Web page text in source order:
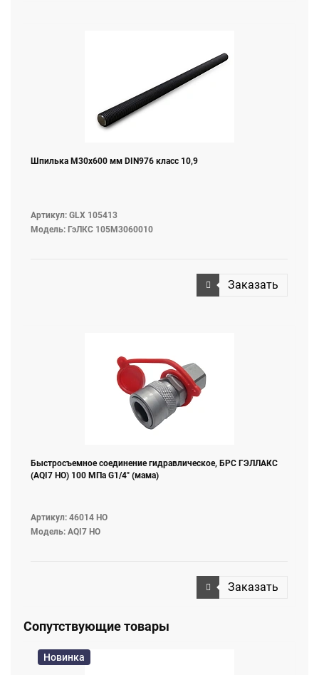
Шпилька M30х600 мм DIN976 класс 10,9
Артикул: GLX 105413
Модель: ГэЛКС 105М3060010
Заказать
Быстросъемное соединение гидравлическое, БРС ГЭЛЛАКС
(AQI7 НО) 100 МПа G1/4" (мама)
Артикул: 46014 НО
Модель: AQI7 НО
Заказать
Сопутствующие товары
Новинка